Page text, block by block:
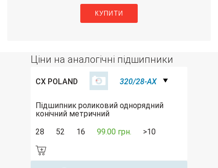
КУПИТИ
Ціни на аналогічні підшипники
CX POLAND 320/28-AX
Підшипник роликовий однорядний
конічний метричний
28
52 16 99.00 грн. >10